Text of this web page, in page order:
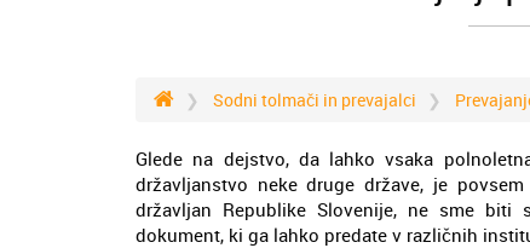
Sodni tolmači in prevajalci
Glede na dejstvo, da lahko vsaka
državljanstvo neke druge države, je
državljan Republike Slovenije, ne sme biti
dokument, ki ga lahko predate v različnih